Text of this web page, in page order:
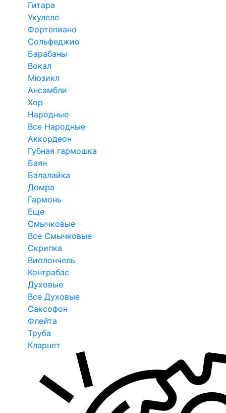
Гитара
Укулеле
Фортепиано
Сольфеджио
Барабаны
Вокал
Мюзикл
Ансамбли
Хор
Народные
Все Народные
Аккордеон
Губная гармошка
Баян
Балалайка
Домра
Гармонь
Еще
Смычковые
Все Смычковые
Скрипка
Виолончель
Контрабас
Духовые
Все Духовые
Саксофон
Флейта
Труба
Кларнет